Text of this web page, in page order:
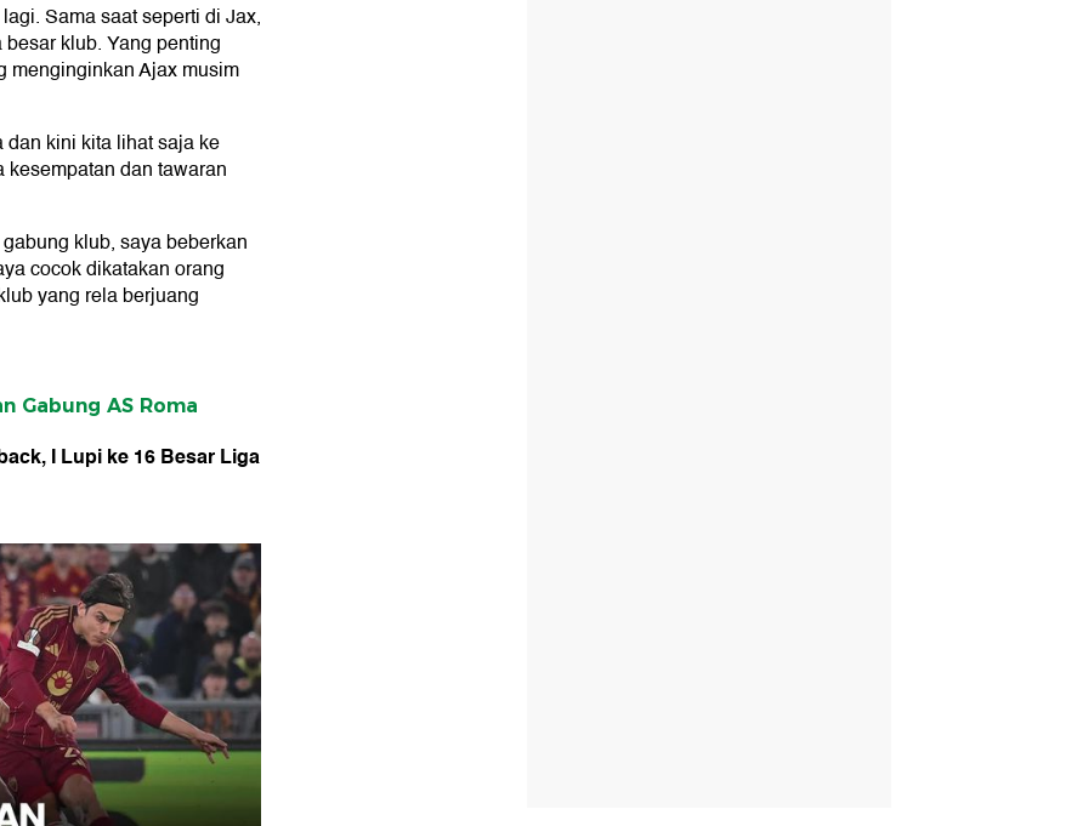
Sama saat seperti di Jax,
klub. Yang penting
menginginkan Ajax musim
kini kita lihat saja ke
dan tawaran
klub, saya beberkan
cocok dikatakan orang
yang rela berjuang
Gabung AS Roma
I Lupi ke 16 Besar Liga